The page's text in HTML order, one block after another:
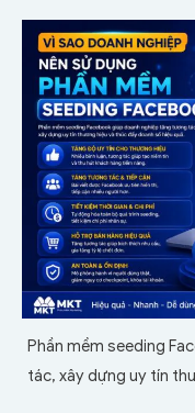
Phần mềm seeding
tác, xây dựng uy tín